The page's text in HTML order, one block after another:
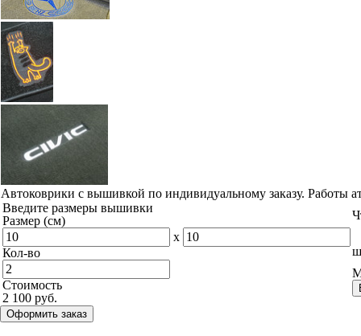
Автоковрики с вышивкой по индивидуальному заказу. Работы
Введите размеры вышивки
Размер (см)
x
Кол-во
Стоимость
2 100 руб.
Оформить заказ